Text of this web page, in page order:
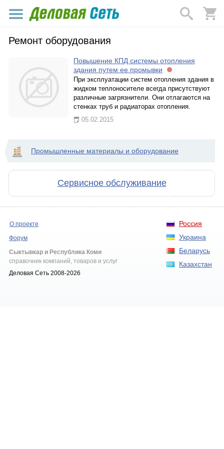
Ремонт оборудования
Повышение КПД системы отопления
здания путем ее промывки
При эксплуатации систем отопления здания в
жидком теплоносителе всегда присутствуют
различные загрязнители. Они отлагаются на
стенках труб и радиаторах отопления.
05.02.2015
Промышленные материалы и оборудование
Сервисное обслуживание
Россия
Украина
Беларусь
Казахстан
О проекте
Форум
Сыктывкар и Республика Коми
справочник компаний, товаров и услуг
Деловая Сеть 2008-2026